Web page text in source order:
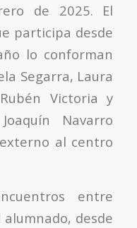
de 2025. El
participa desde
lo conforman
Segarra, Laura
Victoria y
Navarro
al centro
entre
desde